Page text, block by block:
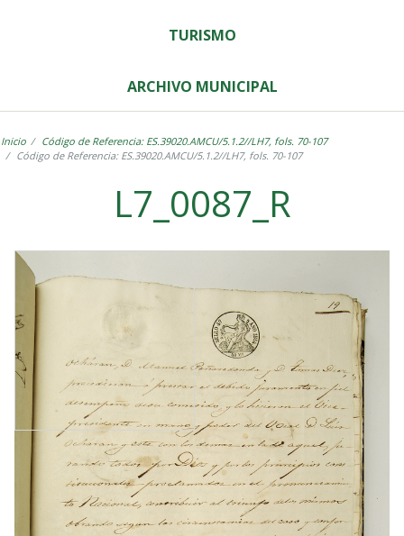
TURISMO
ARCHIVO MUNICIPAL
Inicio
Código de Referencia: ES.39020.AMCU/5.1.2//LH7, fols. 70-107
Código de Referencia: ES.39020.AMCU/5.1.2//LH7, fols. 70-107
L7_0087_R